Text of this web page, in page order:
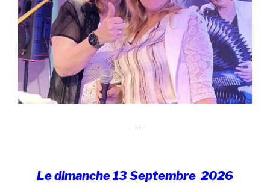
—-
Le dimanche 13 Septembre 2026